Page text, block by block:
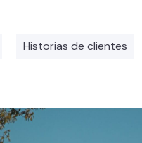
Historias de clientes